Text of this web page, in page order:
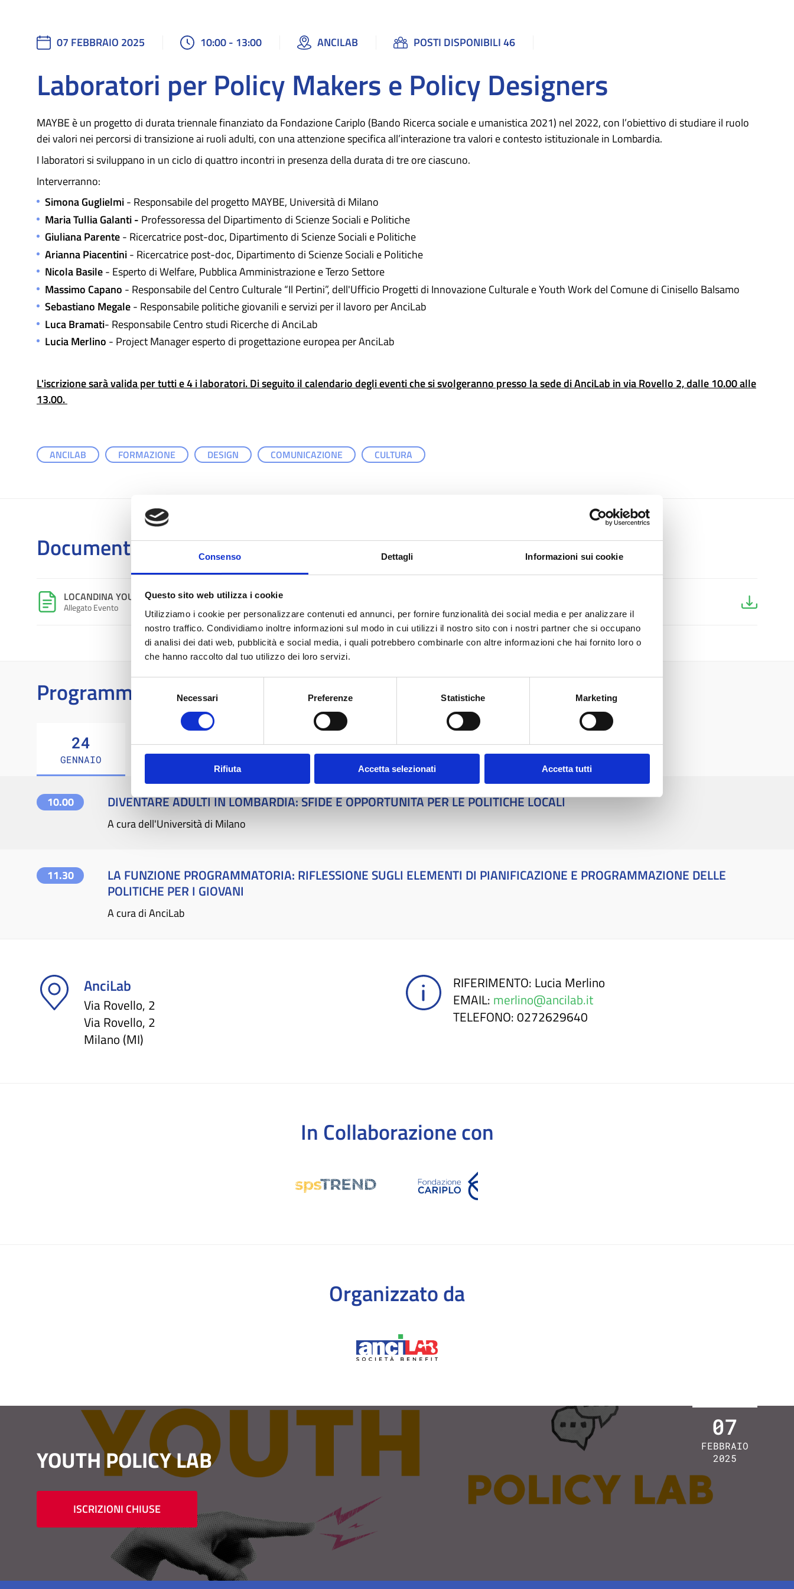
Consenso Dettagli Informazioni sui cookie
Questo sito web utilizza i cookie
Utilizziamo i cookie per personalizzare contenuti ed annunci, per fornire funzionalità dei social media e per analizzare il
nostro traffico. Condividiamo inoltre informazioni sul modo in cui utilizzi il nostro sito con i nostri partner che si occupano
di analisi dei dati web, pubblicità e social media, i quali potrebbero combinarle con altre informazioni che hai fornito loro o
che hanno raccolto dal tuo utilizzo dei loro servizi.
del
Necessari Preferenze Statistiche Marketing
Rifiuta Accetta selezionati Accetta tutti
07 FEBBRAIO 2025 10:00 - 13:00 ANCILAB POSTI DISPONIBILI 46
Laboratori per Policy Makers e Policy Designers
MAYBE è un progetto di durata triennale finanziato da Fondazione Cariplo (Bando Ricerca sociale e umanistica 2021) nel 2022, con l’obiettivo di studiare il ruolo
dei valori nei percorsi di transizione ai ruoli adulti, con una attenzione specifica all’interazione tra valori e contesto istituzionale in Lombardia.
I laboratori si sviluppano in un ciclo di quattro incontri in presenza della durata di tre ore ciascuno.
Interverranno:
Simona Guglielmi- Responsabile del progetto MAYBE, Università di Milano
Maria Tullia Galanti - Professoressa del Dipartimento di Scienze Sociali e Politiche
Giuliana Parente- Ricercatrice post-doc, Dipartimento di Scienze Sociali e Politiche
Arianna Piacentini- Ricercatrice post-doc, Dipartimento di Scienze Sociali e Politiche
Nicola Basile- Esperto di Welfare, Pubblica Amministrazione e Terzo Settore
Massimo Capano - Responsabile del Centro Culturale “Il Pertini”, dell'Ufficio Progetti di Innovazione Culturale e Youth Work del Comune di Cinisello Balsamo
Sebastiano Megale- Responsabile politiche giovanili e servizi per il lavoro per AnciLab
Luca Bramati- Responsabile Centro studi Ricerche di AnciLab
Lucia Merlino - Project Manager esperto di progettazione europea per AnciLab
L'iscrizione sarà valida per tutti e 4 i laboratori. Di seguito il calendario degli eventi che si svolgeranno presso la sede di AnciLab in via Rovello 2, dalle 10.00 alle
13.00.
ANCILAB FORMAZIONE DESIGN COMUNICAZIONE CULTURA
Documenti e atti
LOCANDINA YOUTH POLICY LAB
Allegato Evento
Programma
24
GENNAIO
07 14 28
10.00 DIVENTARE ADULTI IN LOMBARDIA: SFIDE E OPPORTUNITÀ PER LE POLITICHE LOCALI
A cura dell'Università di Milano
11.30
LA FUNZIONE PROGRAMMATORIA: RIFLESSIONE SUGLI ELEMENTI DI PIANIFICAZIONE E PROGRAMMAZIONE DELLE
POLITICHE PER I GIOVANI
A cura di AnciLab
AnciLab
Via Rovello, 2
Via Rovello, 2
Milano (MI)
RIFERIMENTO: Lucia Merlino
EMAIL: merlino@ancilab.it
TELEFONO: 0272629640
In Collaborazione con
Organizzato da
YOUTH POLICY LAB
ISCRIZIONI CHIUSE
07
FEBBRAIO
2025